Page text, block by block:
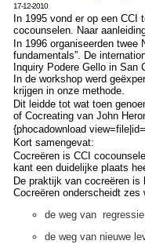
17-12-2010
In 1995 vond er op een
cocounselen. Naar
In 1996 organiseerden
fundamentals”. De
Inquiry Podere Gello in San
In de workshop werd
krijgen in onze methode.
Dit leidde tot wat toen
of Cocreating van John
{phocadownload
Kort samengevat:
Cocreëren is CCI
kant een duidelijke plaats
De praktijk van cocreëren
Cocreëren onderscheidt
de weg van
de weg van nieuwe